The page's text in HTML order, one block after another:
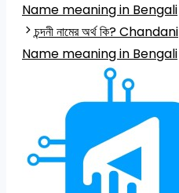
Name meaning in Bengali
চন্দনী নামের অর্থ কি? Chandani
Name meaning in Bengali